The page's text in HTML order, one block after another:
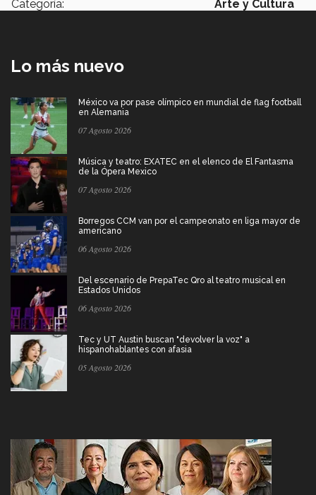
Categoría: Arte y Cultura
Lo más nuevo
México va por pase olímpico en mundial de flag football
en Alemania
07 Agosto 2026
Música y teatro: EXATEC en el elenco de El Fantasma
de la Ópera Mexico
07 Agosto 2026
Borregos CCM van por el campeonato en liga mayor de
americano
06 Agosto 2026
Del escenario de PrepaTec Qro al teatro musical en
Estados Unidos
06 Agosto 2026
Tec y UT Austin buscan "devolver la voz" a
hispanohablantes con afasia
05 Agosto 2026